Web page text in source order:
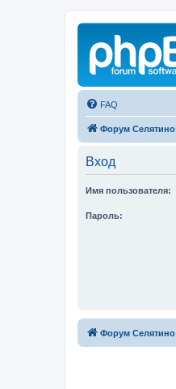
FAQ
Форум Селятино
Вход
Имя пользователя:
Пароль:
Форум Селятино